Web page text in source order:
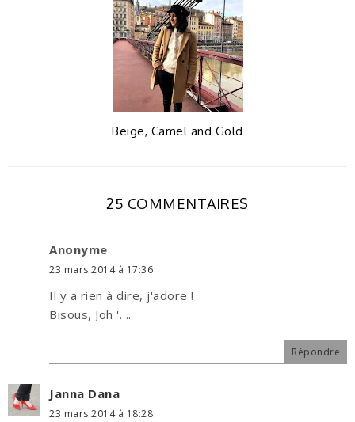
Beige, Camel and Gold
25 COMMENTAIRES
Anonyme
23 mars 2014 à 17:36
Il y a rien à dire, j'adore !
Bisous, Joh '. ..
Répondre
Janna Dana
23 mars 2014 à 18:28